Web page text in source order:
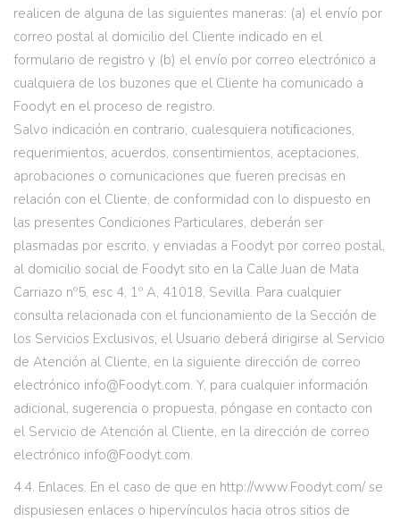
realicen de alguna de las siguientes maneras: (a) el envío por
correo postal al domicilio del Cliente indicado en el
formulario de registro y (b) el envío por correo electrónico a
cualquiera de los buzones que el Cliente ha comunicado a
Foodyt en el proceso de registro.
Salvo indicación en contrario, cualesquiera notiﬁcaciones,
requerimientos, acuerdos, consentimientos, aceptaciones,
aprobaciones o comunicaciones que fueren precisas en
relación con el Cliente, de conformidad con lo dispuesto en
las presentes Condiciones Particulares, deberán ser
plasmadas por escrito, y enviadas a Foodyt por correo postal,
al domicilio social de Foodyt sito en la Calle Juan de Mata
Carriazo nº5, esc 4, 1º A, 41018, Sevilla. Para cualquier
consulta relacionada con el funcionamiento de la Sección de
los Servicios Exclusivos, el Usuario deberá dirigirse al Servicio
de Atención al Cliente, en la siguiente dirección de correo
electrónico info@Foodyt.com. Y, para cualquier información
adicional, sugerencia o propuesta, póngase en contacto con
el Servicio de Atención al Cliente, en la dirección de correo
electrónico info@Foodyt.com.
4.4. Enlaces. En el caso de que en http://www.Foodyt.com/ se
dispusiesen enlaces o hipervínculos hacia otros sitios de